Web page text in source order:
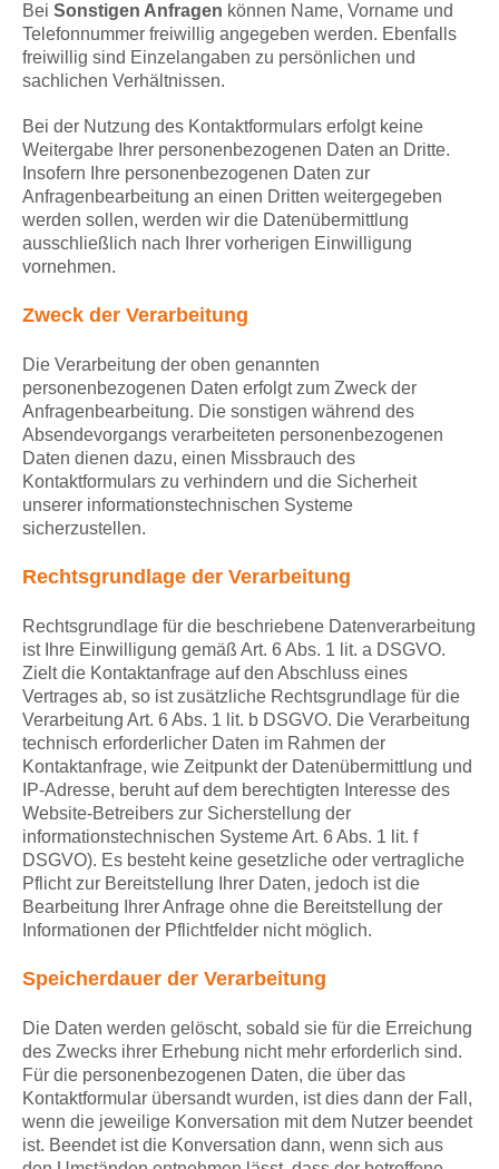
Bei Sonstigen Anfragen können Name, Vorname und
Telefonnummer freiwillig angegeben werden. Ebenfalls
freiwillig sind Einzelangaben zu persönlichen und
sachlichen Verhältnissen.
Bei der Nutzung des Kontaktformulars erfolgt keine
Weitergabe Ihrer personenbezogenen Daten an Dritte.
Insofern Ihre personenbezogenen Daten zur
Anfragenbearbeitung an einen Dritten weitergegeben
werden sollen, werden wir die Datenübermittlung
ausschließlich nach Ihrer vorherigen Einwilligung
vornehmen.
Zweck der Verarbeitung
Die Verarbeitung der oben genannten
personenbezogenen Daten erfolgt zum Zweck der
Anfragenbearbeitung. Die sonstigen während des
Absendevorgangs verarbeiteten personenbezogenen
Daten dienen dazu, einen Missbrauch des
Kontaktformulars zu verhindern und die Sicherheit
unserer informationstechnischen Systeme
sicherzustellen.
Rechtsgrundlage der Verarbeitung
Rechtsgrundlage für die beschriebene Datenverarbeitung
ist Ihre Einwilligung gemäß Art. 6 Abs. 1 lit. a DSGVO.
Zielt die Kontaktanfrage auf den Abschluss eines
Vertrages ab, so ist zusätzliche Rechtsgrundlage für die
Verarbeitung Art. 6 Abs. 1 lit. b DSGVO. Die Verarbeitung
technisch erforderlicher Daten im Rahmen der
Kontaktanfrage, wie Zeitpunkt der Datenübermittlung und
IP-Adresse, beruht auf dem berechtigten Interesse des
Website-Betreibers zur Sicherstellung der
informationstechnischen Systeme Art. 6 Abs. 1 lit. f
DSGVO). Es besteht keine gesetzliche oder vertragliche
Pflicht zur Bereitstellung Ihrer Daten, jedoch ist die
Bearbeitung Ihrer Anfrage ohne die Bereitstellung der
Informationen der Pflichtfelder nicht möglich.
Speicherdauer der Verarbeitung
Die Daten werden gelöscht, sobald sie für die Erreichung
des Zwecks ihrer Erhebung nicht mehr erforderlich sind.
Für die personenbezogenen Daten, die über das
Kontaktformular übersandt wurden, ist dies dann der Fall,
wenn die jeweilige Konversation mit dem Nutzer beendet
ist. Beendet ist die Konversation dann, wenn sich aus